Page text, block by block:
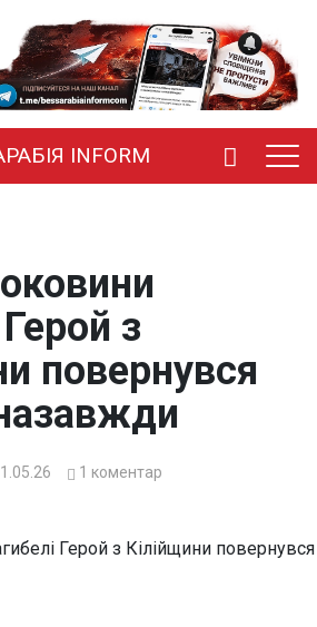
INFORM
з
повернувся
1 коментар